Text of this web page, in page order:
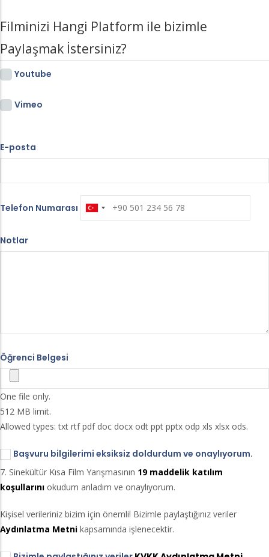
Filminizi Hangi Platform ile bizimle
Paylaşmak İstersiniz?
Youtube
Vimeo
E-posta
Telefon Numarası
Notlar
Öğrenci Belgesi
One file only.
512 MB limit.
Allowed types: txt rtf pdf doc docx odt ppt pptx odp xls xlsx ods.
Başvuru bilgilerimi eksiksiz doldurdum ve onaylıyorum.
7. Sinekültür Kısa Film Yarışmasının 19 maddelik katılım
koşullarını okudum anladım ve onaylıyorum.
Kişisel verileriniz bizim için önemli! Bizimle paylaştığınız veriler
Aydınlatma Metni kapsamında işlenecektir.